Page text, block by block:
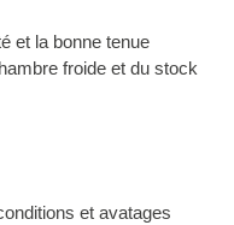
et la bonne tenue
froide et du stock
et avatages